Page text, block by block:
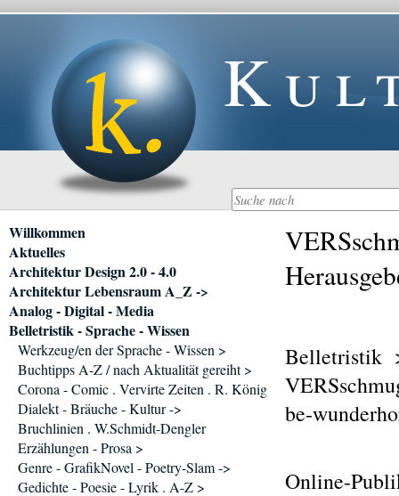
Belletristik
be-
Online-
Navigation
überspringen
Willkommen
Aktuelles
Architektur Design 2.0 - 4.0
Architektur Lebensraum A_Z ->
Analog - Digital - Media
Belletristik - Sprache - Wissen
Werkzeug/en der Sprache - Wissen >
Buchtipps A-Z / nach Aktualität gereiht >
Corona - Comic . Vervirte Zeiten . R. König
Dialekt - Bräuche - Kultur ->
Bruchlinien . W.Schmidt-Dengler
Erzählungen - Prosa >
Genre - GrafikNovel - Poetry-Slam ->
Gedichte - Poesie - Lyrik . A-Z >